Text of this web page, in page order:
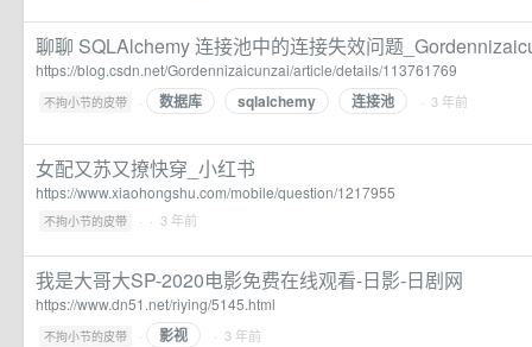
聊聊 SQLAlchemy 连接池中的连接失效问题
https://blog.csdn.net/Gordennizaicunzai/article/details/113761769
不拘小节的皮带 · 数据库 sqlalchemy 连接池 · 3 年前
女配又苏又撩快穿_小红书
https://www.xiaohongshu.com/mobile/question/1217955
不拘小节的皮带 · · 3 年前
我是大哥大SP-2020电影免费在线观看-日影-日剧网
https://www.dn51.net/riying/5145.html
不拘小节的皮带 · 影视 · 3 年前